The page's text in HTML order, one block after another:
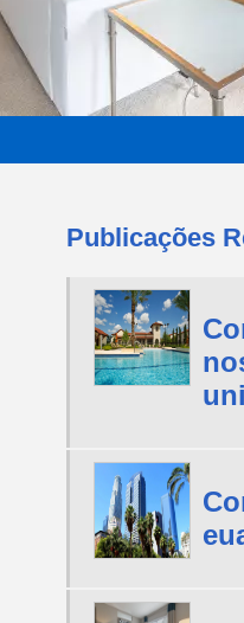
Publicações